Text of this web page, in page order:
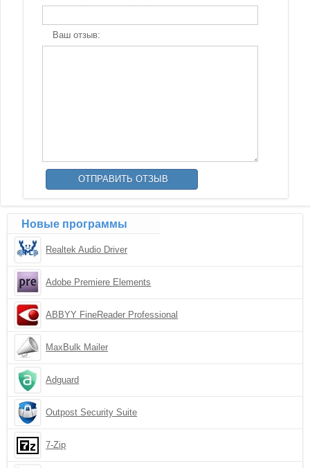
Ваш отзыв:
Новые программы
Realtek Audio Driver
Adobe Premiere Elements
ABBYY FineReader Professional
MaxBulk Mailer
Adguard
Outpost Security Suite
7-Zip